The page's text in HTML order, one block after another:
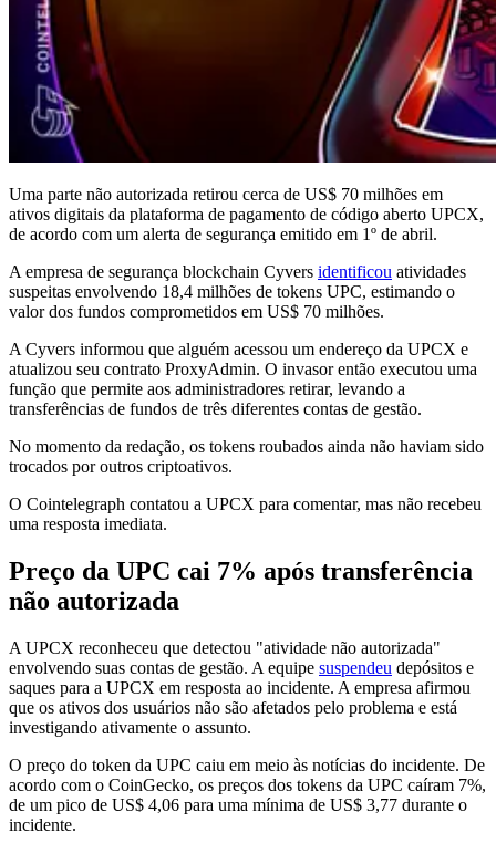
Uma parte não autorizada retirou cerca de US$ 70 milhões em
ativos digitais da plataforma de pagamento de código aberto UPCX,
de acordo com um alerta de segurança emitido em 1º de abril.
A empresa de segurança blockchain Cyvers identificou atividades
suspeitas envolvendo 18,4 milhões de tokens UPC, estimando o
valor dos fundos comprometidos em US$ 70 milhões.
A Cyvers informou que alguém acessou um endereço da UPCX e
atualizou seu contrato ProxyAdmin. O invasor então executou uma
função que permite aos administradores retirar, levando a
transferências de fundos de três diferentes contas de gestão.
No momento da redação, os tokens roubados ainda não haviam sido
trocados por outros criptoativos.
O Cointelegraph contatou a UPCX para comentar, mas não recebeu
uma resposta imediata.
Preço da UPC cai 7% após transferência
não autorizada
A UPCX reconheceu que detectou "atividade não autorizada"
envolvendo suas contas de gestão. A equipe suspendeu depósitos e
saques para a UPCX em resposta ao incidente. A empresa afirmou
que os ativos dos usuários não são afetados pelo problema e está
investigando ativamente o assunto.
O preço do token da UPC caiu em meio às notícias do incidente. De
acordo com o CoinGecko, os preços dos tokens da UPC caíram 7%,
de um pico de US$ 4,06 para uma mínima de US$ 3,77 durante o
incidente.